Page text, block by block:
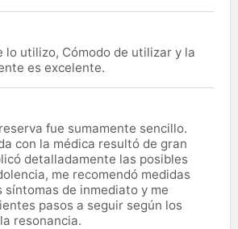
lo utilizo, Cómodo de utilizar y la
es excelente.
fue sumamente sencillo.
con la médica resultó de gran
detalladamente las posibles
me recomendó medidas
síntomas de inmediato y me
pasos a seguir según los
resonancia.